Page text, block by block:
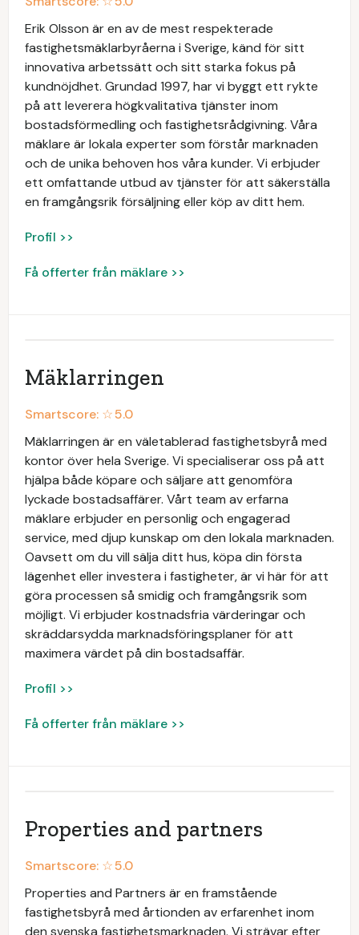
Erik Olsson är en av de mest respekterade
fastighetsmäklarbyråerna i Sverige, känd för sitt
innovativa arbetssätt och sitt starka fokus på
kundnöjdhet. Grundad 1997, har vi byggt ett rykte
på att leverera högkvalitativa tjänster inom
bostadsförmedling och fastighetsrådgivning. Våra
mäklare är lokala experter som förstår marknaden
och de unika behoven hos våra kunder. Vi erbjuder
ett omfattande utbud av tjänster för att säkerställa
en framgångsrik försäljning eller köp av ditt hem.
Profil >>
Få offerter från mäklare >>
Mäklarringen
Smartscore: ☆5.0
Mäklarringen är en väletablerad fastighetsbyrå med
kontor över hela Sverige. Vi specialiserar oss på att
hjälpa både köpare och säljare att genomföra
lyckade bostadsaffärer. Vårt team av erfarna
mäklare erbjuder en personlig och engagerad
service, med djup kunskap om den lokala marknaden.
Oavsett om du vill sälja ditt hus, köpa din första
lägenhet eller investera i fastigheter, är vi här för att
göra processen så smidig och framgångsrik som
möjligt. Vi erbjuder kostnadsfria värderingar och
skräddarsydda marknadsföringsplaner för att
maximera värdet på din bostadsaffär.
Profil >>
Få offerter från mäklare >>
Properties and partners
Smartscore: ☆5.0
Properties and Partners är en framstående
fastighetsbyrå med årtionden av erfarenhet inom
den svenska fastighetsmarknaden. Vi strävar efter